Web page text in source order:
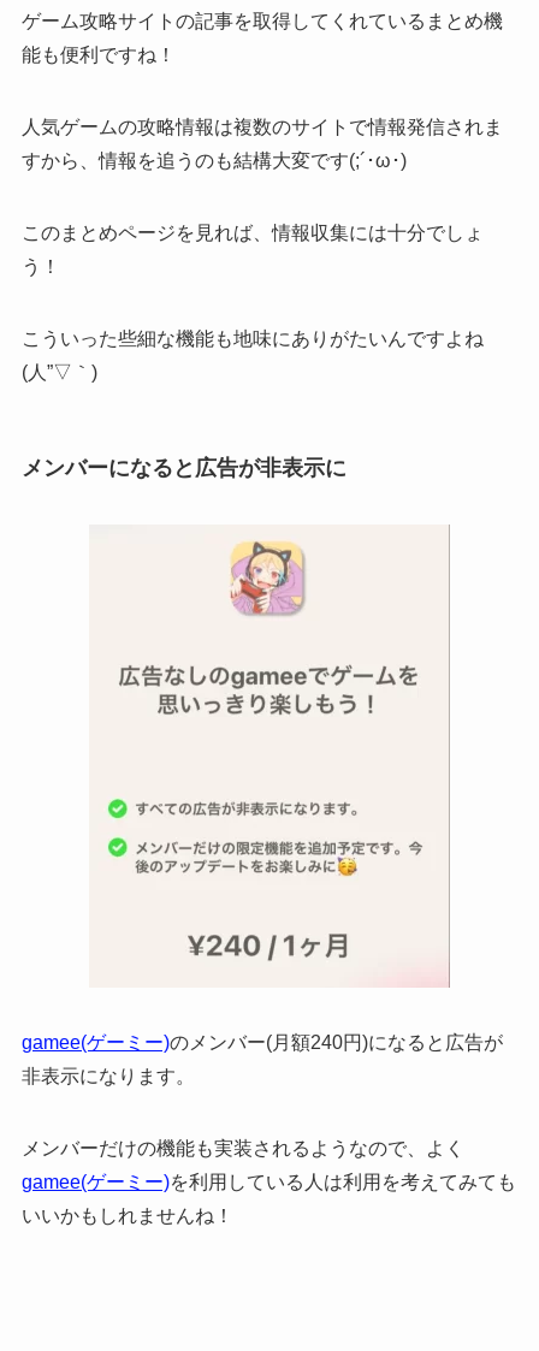
ゲーム攻略サイトの記事を取得してくれているまとめ機
能も便利ですね！
人気ゲームの攻略情報は複数のサイトで情報発信されま
すから、情報を追うのも結構大変です(;´･ω･)
このまとめページを見れば、情報収集には十分でしょ
う！
こういった些細な機能も地味にありがたいんですよね
(人”▽｀)
メンバーになると広告が非表示に
gamee(ゲーミー)のメンバー(月額240円)になると広告が
非表示になります。
メンバーだけの機能も実装されるようなので、よく
gamee(ゲーミー)を利用している人は利用を考えてみても
いいかもしれませんね！